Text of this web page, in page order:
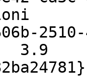
3.9